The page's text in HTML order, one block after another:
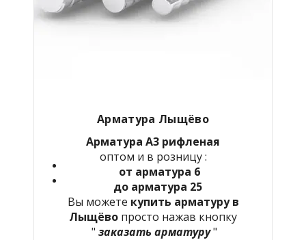
Арматура Лыщёво
Арматура А3 рифленая
оптом и в розницу :
от арматура 6
до арматура 25
Вы можете купить арматуру в
Лыщёво просто нажав кнопку
" заказать арматуру"